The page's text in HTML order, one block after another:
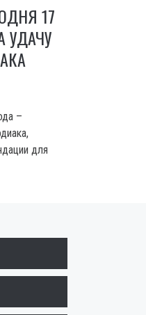
17
УДАЧУ
–
для